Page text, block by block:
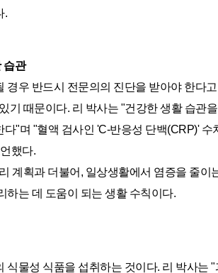
.
습관
경우 반드시 전문의의 진단을 받아야 한다
기 때문이다. 리 박사는 "건강한 생활 습관
"며 "혈액 검사인 'C-반응성 단백(CRP)' 수
했다.
계획과 더불어, 일상생활에서 염증을 줄이
하는 데 도움이 되는 생활 수칙이다.
식물성 식품을 섭취하는 것이다. 리 박사는